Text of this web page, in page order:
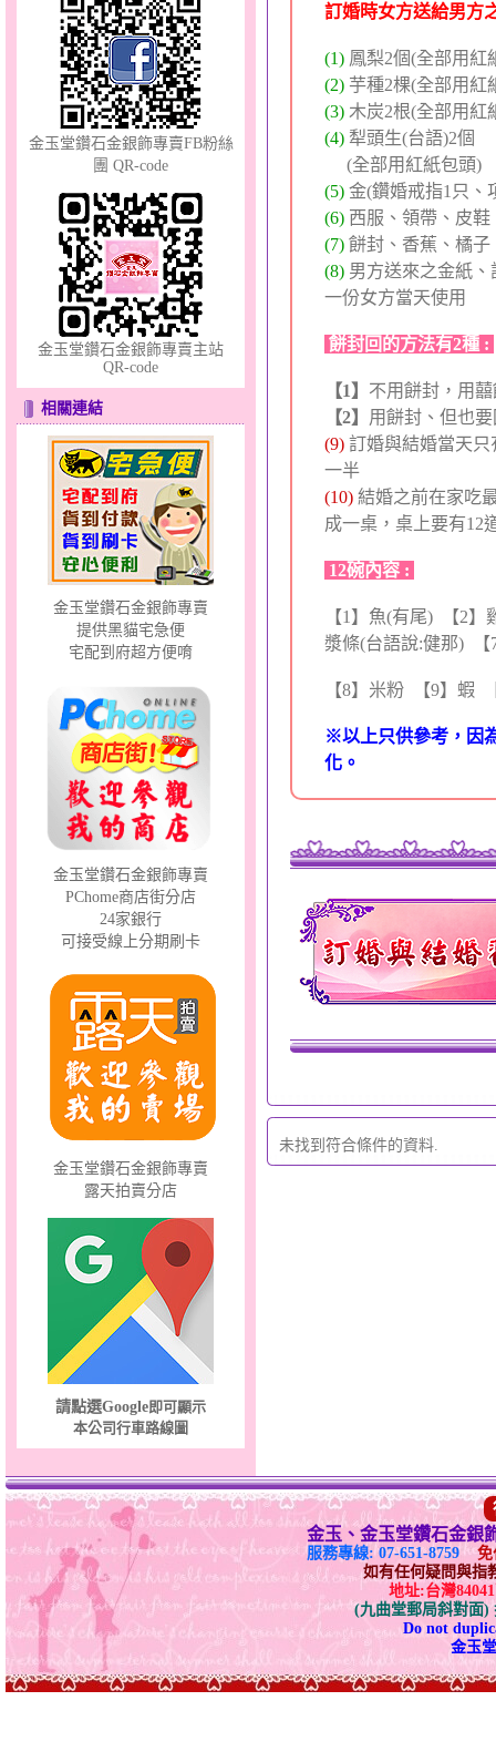
花顏綻放～黃金套鍊
無限之愛～男黃金戒指
微光～黃金耳環
溫柔蘭心～大黃金墜
鐘生有錢～五色線金鋼手
鍊
愛滿了～金鋼女手鍊
金玉堂鑽石金銀飾專賣FB粉絲
團 QR-code
金玉堂鑽石金銀飾專賣主站
QR-code
相關連結
金玉堂鑽石金銀飾專賣
提供黑貓宅急便
宅配到府超方便唷
金玉堂鑽石金銀飾專賣
PChome商店街分店
24家銀行
可接受線上分期刷卡
金玉堂鑽石金銀飾專賣
露天拍賣分店
請點選Google即可顯示
本公司行車路線圖
訂婚時女方送給男方
(1) 鳳梨2個(全部用紅
(2) 芋種2棵(全部用紅
(3) 木炭2根(全部用紅
(4) 犁頭生(台語)2個
(全部用紅紙包頭)
(5) 金(鑽婚戒指1只、
(6) 西服、領帶、皮
(7) 餅封、香蕉、橘子
(8) 男方送來之金紙
一份女方當天使用
餅封回的方法有2種 :
【1】 不用餅封，用
【2】 用餅封、但也
(9) 訂婚與結婚當天
一半
(10) 結婚之前在家吃
成一桌，桌上要有12
12碗內容 :
【1】魚(有尾) 【2
漿條(台語說:健那) 【
【8】米粉 【9】蝦
※以上只供參考，因
化。
未找到符合條件的資料.
金玉、金玉堂鑽石金銀
服務專線: 07-651-8759
免
如有任何疑問與指
地址:台灣
(九曲堂郵局斜對面)
Do not
金玉